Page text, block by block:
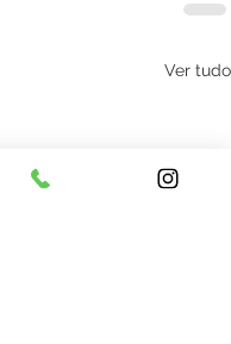
Ver tudo